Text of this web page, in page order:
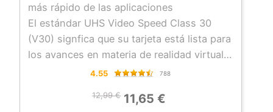
más rápido de las aplicaciones
El estándar UHS Video Speed Class 30
(V30) signfica que su tarjeta está lista para
los avances en materia de realidad virtual y
grabación de vídeo en 360°
(U3), que le permitirá grabar vídeo Full HD
4.55 788
12,99 € 11,65 €